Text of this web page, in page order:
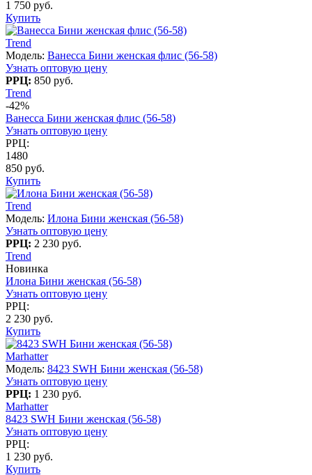
1 750 руб.
Купить
Trend
Модель: Ванесса Бини женская флис (56-58)
Узнать оптовую цену
РРЦ: 850 руб.
Trend
-42%
Ванесса Бини женская флис (56-58)
Узнать оптовую цену
РРЦ:
1480
850 руб.
Купить
Trend
Модель: Илона Бини женская (56-58)
Узнать оптовую цену
РРЦ: 2 230 руб.
Trend
Новинка
Илона Бини женская (56-58)
Узнать оптовую цену
РРЦ:
2 230 руб.
Купить
Marhatter
Модель: 8423 SWH Бини женская (56-58)
Узнать оптовую цену
РРЦ: 1 230 руб.
Marhatter
8423 SWH Бини женская (56-58)
Узнать оптовую цену
РРЦ:
1 230 руб.
Купить